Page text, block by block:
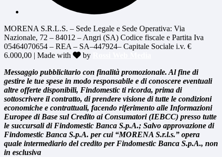
MORENA S.R.L.S. – Sede Legale e Sede Operativa: Via
Nazionale, 72 – 84012 – Angri (SA) Codice fiscale e Partita Iva
05464070654 – REA – SA–447924– Capitale Sociale i.v. €
6.000,00 | Made with
by
Messaggio pubblicitario con finalità promozionale. Al fine di
gestire le tue spese in modo responsabile e di conoscere eventuali
altre offerte disponibili, Findomestic ti ricorda, prima di
sottoscrivere il contratto, di prendere visione di tutte le condizioni
economiche e contrattuali, facendo riferimento alle Informazioni
Europee di Base sul Credito ai Consumatori (IEBCC) presso tutte
le succursali di Findomestic Banca S.p.A.; Salvo approvazione di
Findomestic Banca S.p.A. per cui “MORENA S.r.l.s.” opera
quale intermediario del credito per Findomestic Banca S.p.A., non
in esclusiva